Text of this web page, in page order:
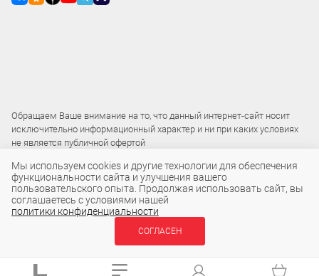
Обращаем Ваше внимание на то, что данный интернет-сайт носит
исключительно информационный характер и ни при каких условиях
не является публичной офертой
2015 – 2026 © ООО «Локос»
В КОРЗИНУ
Мы используем cookies и другие технологии для обеспечения
функциональности сайта и улучшения вашего
пользовательского опыта. Продолжая использовать сайт, вы
соглашаетесь с условиями нашей
политики конфиденциальности
СОГЛАСЕН